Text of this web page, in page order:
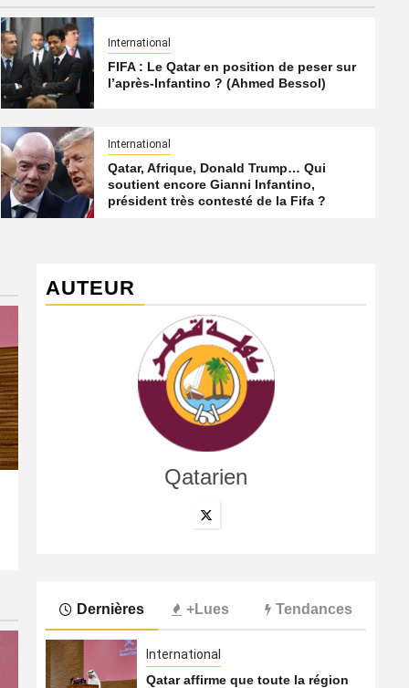
International
FIFA : Le Qatar en position de peser sur
l’après-Infantino ? (Ahmed Bessol)
International
Qatar, Afrique, Donald Trump… Qui
soutient encore Gianni Infantino,
président très contesté de la Fifa ?
La compagnie annule son vol à cause du conflit au
AUTEUR
Qatarien
Dernières +Lues Tendances
International
Qatar affirme que toute la région